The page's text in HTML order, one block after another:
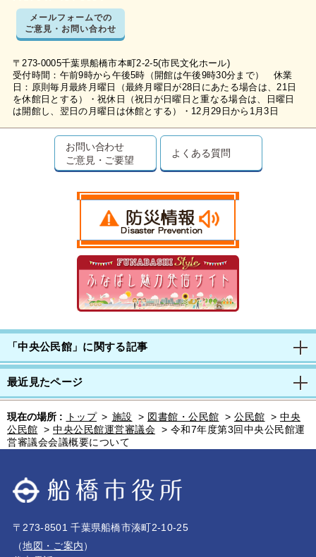
メールフォームでの
ご意見・お問い合わせ
〒273-0005千葉県船橋市本町2-2-5(市民文化ホール)
受付時間：午前9時から午後5時（開館は午後9時30分まで） 休業
日：原則毎月最終月曜日（最終月曜日が28日にあたる場合は、21日
を休館日とする）・祝休日（祝日が日曜日と重なる場合は、日曜日
は開館し、翌日の月曜日は休館とする）・12月29日から1月3日
お問い合わせ
ご意見・ご要望
よくある質問
「中央公民館」に関する記事
最近見たページ
現在の場所 : トップ > 施設 > 図書館・公民館 > 公民館 > 中央
公民館 > 中央公民館運営審議会 > 令和7年度第3回中央公民館運
営審議会会議概要について
〒273-8501 千葉県船橋市湊町2-10-25
（地図・ご案内）